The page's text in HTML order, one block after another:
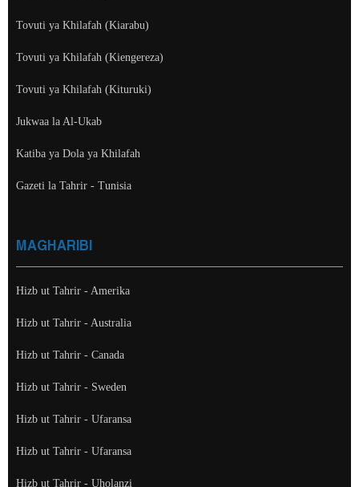
Tovuti ya Khilafah (Kiarabu)
Tovuti ya Khilafah (Kiengereza)
Tovuti ya Khilafah (Kituruki)
Jukwaa la Al-Ukab
Katiba ya Dola ya Khilafah
Gazeti la Tahrir - Tunisia
MAGHARIBI
Hizb ut Tahrir - Amerika
Hizb ut Tahrir - Australia
Hizb ut Tahrir - Canada
Hizb ut Tahrir - Sweden
Hizb ut Tahrir - Ufaransa
Hizb ut Tahrir - Ufaransa
Hizb ut Tahrir - Uholanzi